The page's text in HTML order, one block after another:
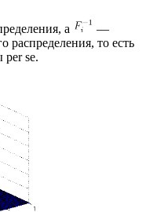
а
—
распределения, то есть
per se.